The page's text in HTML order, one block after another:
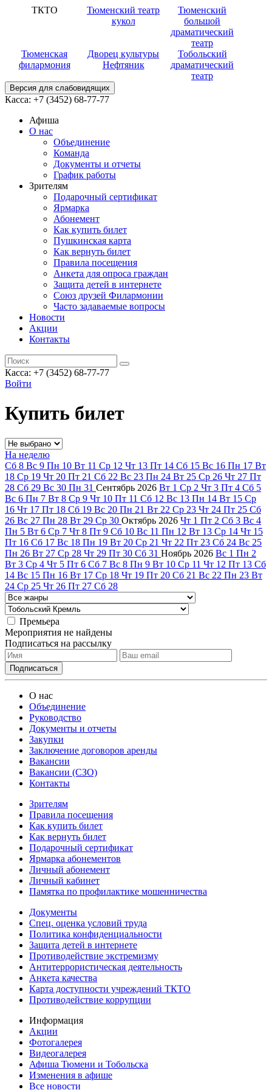
ТКТО
Тюменский театр
кукол
Тюменский
большой
драматический
театр
Тюменская
филармония
Дворец культуры
Нефтяник
Тобольский
драматический
театр
Версия для слабовидящих
Касса: +7 (3452) 68-77-77
Афиша
О нас
Объединение
Команда
Документы и отчеты
График работы
Зрителям
Подарочный сертификат
Ярмарка
Абонемент
Как купить билет
Пушкинская карта
Как вернуть билет
Правила посещения
Анкета для опроса граждан
Защита детей в интернете
Союз друзей Филармонии
Часто задаваемые вопросы
Новости
Акции
Контакты
Касса: +7 (3452) 68-77-77
Войти
Купить билет
На неделю
Сб 8 Вс 9 Пн 10 Вт 11 Ср 12 Чт 13 Пт 14 Сб 15 Вс 16 Пн 17 Вт
18 Ср 19 Чт 20 Пт 21 Сб 22 Вс 23 Пн 24 Вт 25 Ср 26 Чт 27 Пт
28 Сб 29 Вс 30 Пн 31 Сентябрь 2026 Вт 1 Ср 2 Чт 3 Пт 4 Сб 5
Вс 6 Пн 7 Вт 8 Ср 9 Чт 10 Пт 11 Сб 12 Вс 13 Пн 14 Вт 15 Ср
16 Чт 17 Пт 18 Сб 19 Вс 20 Пн 21 Вт 22 Ср 23 Чт 24 Пт 25 Сб
26 Вс 27 Пн 28 Вт 29 Ср 30 Октябрь 2026 Чт 1 Пт 2 Сб 3 Вс 4
Пн 5 Вт 6 Ср 7 Чт 8 Пт 9 Сб 10 Вс 11 Пн 12 Вт 13 Ср 14 Чт 15
Пт 16 Сб 17 Вс 18 Пн 19 Вт 20 Ср 21 Чт 22 Пт 23 Сб 24 Вс 25
Пн 26 Вт 27 Ср 28 Чт 29 Пт 30 Сб 31 Ноябрь 2026 Вс 1 Пн 2
Вт 3 Ср 4 Чт 5 Пт 6 Сб 7 Вс 8 Пн 9 Вт 10 Ср 11 Чт 12 Пт 13 Сб
14 Вс 15 Пн 16 Вт 17 Ср 18 Чт 19 Пт 20 Сб 21 Вс 22 Пн 23 Вт
24 Ср 25 Чт 26 Пт 27 Сб 28
Премьера
Мероприятия не найдены
Подписаться на рассылку
О нас
Объединение
Руководство
Документы и отчеты
Закупки
Заключение договоров аренды
Вакансии
Вакансии (СЗО)
Контакты
Зрителям
Правила посещения
Как купить билет
Как вернуть билет
Подарочный сертификат
Ярмарка абонементов
Личный абонемент
Личный кабинет
Памятка по профилактике мошенничества
Документы
Спец. оценка условий труда
Политика конфиденциальности
Защита детей в интернете
Противодействие экстремизму
Антитеррористическая деятельность
Анкета качества
Карта доступности учреждений ТКТО
Противодействие коррупции
Информация
Акции
Фотогалерея
Видеогалерея
Афиша Тюмени и Тобольска
Изменения в афише
Все новости